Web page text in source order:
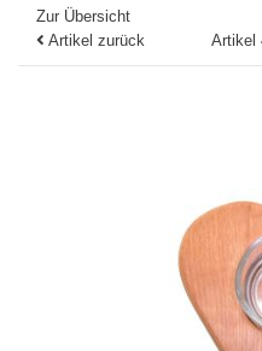
Zur Übersicht
Artikel zurück
Artikel